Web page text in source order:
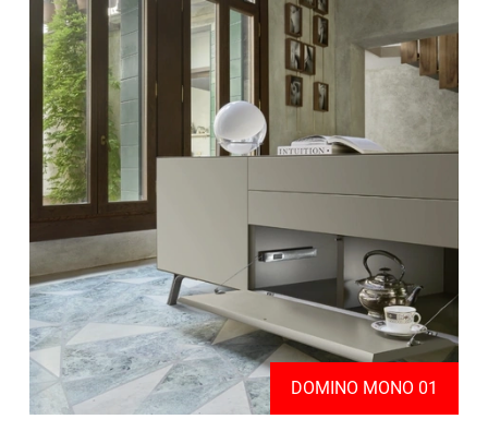
DOMINO MONO 01